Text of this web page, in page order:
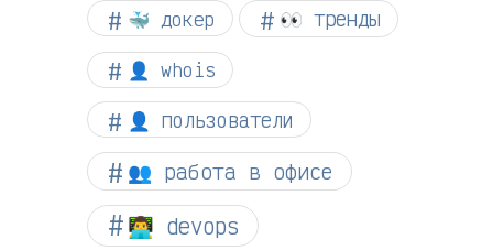
🐳 докер 👀 тренды
👤 whois
👤 пользователи
👥 работа в офисе
👨‍💻 devops